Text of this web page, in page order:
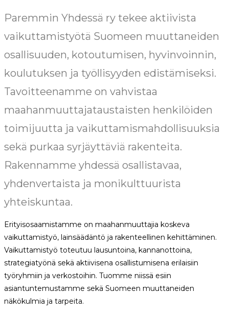
Paremmin Yhdessä ry tekee aktiivista
vaikuttamistyötä Suomeen muuttaneiden
osallisuuden, kotoutumisen, hyvinvoinnin,
koulutuksen ja työllisyyden edistämiseksi.
Tavoitteenamme on vahvistaa
maahanmuuttajataustaisten henkilöiden
toimijuutta ja vaikuttamismahdollisuuksia
sekä purkaa syrjäyttäviä rakenteita.
Rakennamme yhdessä osallistavaa,
yhdenvertaista ja monikulttuurista
yhteiskuntaa.
Erityisosaamistamme on maahanmuuttajia koskeva
vaikuttamistyö, lainsäädäntö ja rakenteellinen kehittäminen.
Vaikuttamistyö toteutuu lausuntoina, kannanottoina,
strategiatyönä sekä aktiivisena osallistumisena erilaisiin
työryhmiin ja verkostoihin. Tuomme niissä esiin
asiantuntemustamme sekä Suomeen muuttaneiden
näkökulmia ja tarpeita.